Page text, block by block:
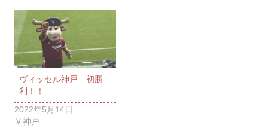
ヴィッセル神戸 初勝
利！！
2022年5月14日
Ｖ神戸